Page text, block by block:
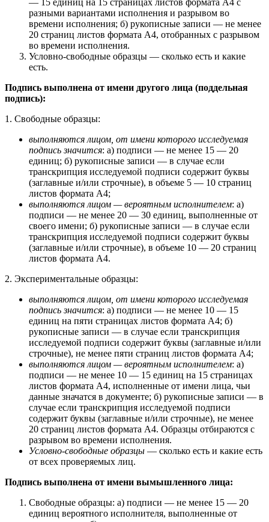
разными вариантами исполнения и разрывом во
времени исполнения; б) рукописные записи — не менее
20 страниц листов формата А4, отобранных с разрывом
во времени исполнения.
Условно-свободные образцы — сколько есть и какие
есть.
Подпись выполнена от имени другого лица (поддельная
подпись):
1. Свободные образцы:
выполняются лицом, от имени которого исследуемая
подпись значится: а) подписи — не менее 15 — 20
единиц; б) рукописные записи — в случае если
транскрипция исследуемой подписи содержит буквы
(заглавные и/или строчные), в объеме 5 — 10 страниц
листов формата А4;
выполняются лицом — вероятным исполнителем: а)
подписи — не менее 20 — 30 единиц, выполненные от
своего имени; б) рукописные записи — в случае если
транскрипция исследуемой подписи содержит буквы
(заглавные и/или строчные), в объеме 10 — 20 страниц
листов формата А4.
2. Экспериментальные образцы:
выполняются лицом, от имени которого исследуемая
подпись значится: а) подписи — не менее 10 — 15
единиц на пяти страницах листов формата А4; б)
рукописные записи — в случае если транскрипция
исследуемой подписи содержит буквы (заглавные и/или
строчные), не менее пяти страниц листов формата А4;
выполняются лицом — вероятным исполнителем: а)
подписи — не менее 10 — 15 единиц на 15 страницах
листов формата А4, исполненные от имени лица, чьи
данные значатся в документе; б) рукописные записи — в
случае если транскрипция исследуемой подписи
содержит буквы (заглавные и/или строчные), не менее
20 страниц листов формата А4. Образцы отбираются с
разрывом во времени исполнения.
Условно-свободные образцы — сколько есть и какие есть
от всех проверяемых лиц.
Подпись выполнена от имени вымышленного лица:
Свободные образцы: а) подписи — не менее 15 — 20
единиц вероятного исполнителя, выполненные от